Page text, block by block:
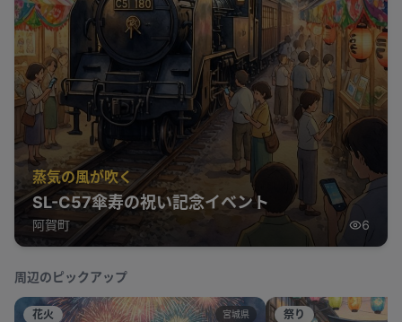
蒸気の風が吹く
SL-C57傘寿の祝い記念イベント
阿賀町 6
周辺のピックアップ
花火 宮城県 祭り